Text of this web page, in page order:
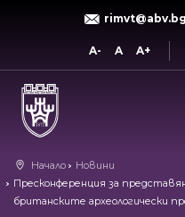
rimvt@abv.bg
A- A A+
Начало
Новини
Пресконференция за
британските археологически